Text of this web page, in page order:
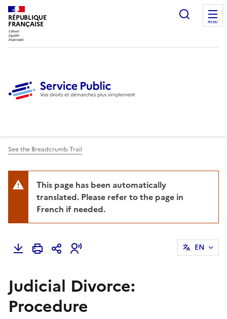
RÉPUBLIQUE
FRANÇAISE
Ouvrir
MENU
See the Breadcrumb Trail
This page has been automatically
translated. Please refer to the page in
French if needed.
EN
Judicial Divorce:
Procedure